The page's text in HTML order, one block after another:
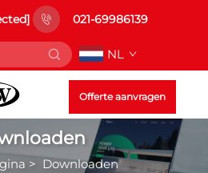
021-69986139
NL
Offerte aanvragen
> Downloaden